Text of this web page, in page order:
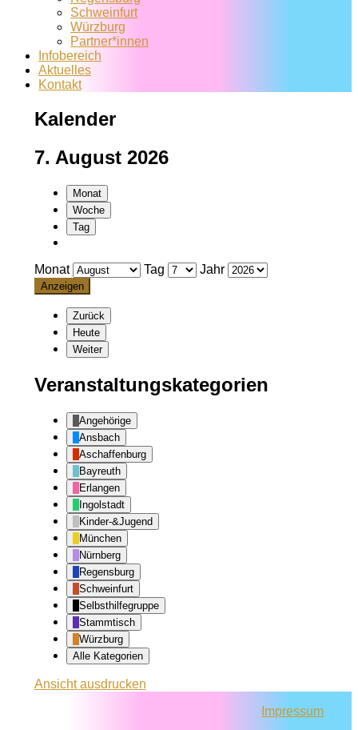
Schweinfurt
Würzburg
Partner*innen
Infobereich
Aktuelles
Kontakt
Kalender
7. August 2026
Monat
Woche
Tag
Monat Tag Jahr
Zurück
Heute
Weiter
Veranstaltungskategorien
Angehörige
Ansbach
Aschaffenburg
Bayreuth
Erlangen
Ingolstadt
Kinder-&Jugend
München
Nürnberg
Regensburg
Schweinfurt
Selbsthilfegruppe
Stammtisch
Würzburg
Alle Kategorien
Ansichtausdrucken
Impressum